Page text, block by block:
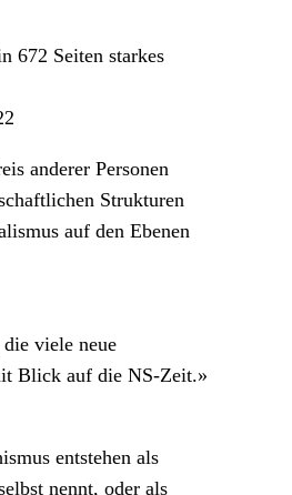
672 Seiten starkes
anderer Personen
Strukturen
auf den Ebenen
viele neue
Blick auf die NS-Zeit.»
entstehen als
nennt, oder als